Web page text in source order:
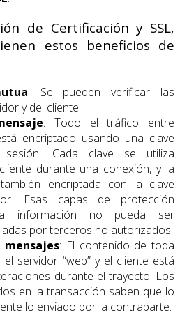
de Certificación y SSL,
estos beneficios de
: Se pueden verificar las
y del cliente.
: Todo el tráfico entre
encriptado usando una clave
Cada clave se utiliza
durante una conexión, y la
encriptada con la clave
Esas capas de protección
información no pueda ser
por terceros no autorizados.
: El contenido de toda
servidor “web” y el cliente está
durante el trayecto. Los
en la transacción saben que lo
lo enviado por la contraparte.